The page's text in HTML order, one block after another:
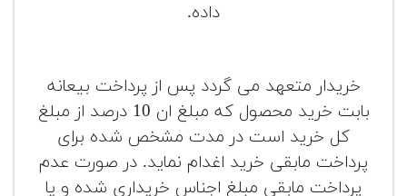
داده.
خریدار متعهد می گردد پس از پرداخت بیعانه
بابت خرید محصول که مبلغ ان 10 درصد از مبلغ
کل خرید است در مدت مشخص شده برای
پرداخت مابقی خرید اغدام نماید. در صورت عدم
پرداخت مابقی مبلغ اجناس خریداری شده و یا